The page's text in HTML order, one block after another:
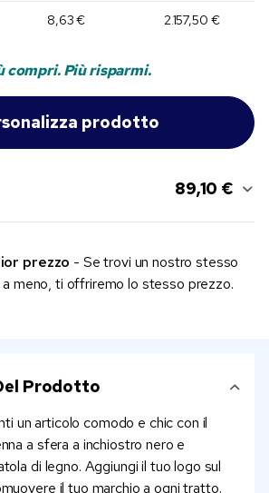
8,63 € 2.157,50 €
compri. Più risparmi.
89,10 €
prezzo - Se trovi un nostro stesso
meno, ti offriremo lo stesso prezzo.
Prodotto
un articolo comodo e chic con il
a sfera a inchiostro nero e
di legno. Aggiungi il tuo logo sul
il tuo marchio a ogni tratto.